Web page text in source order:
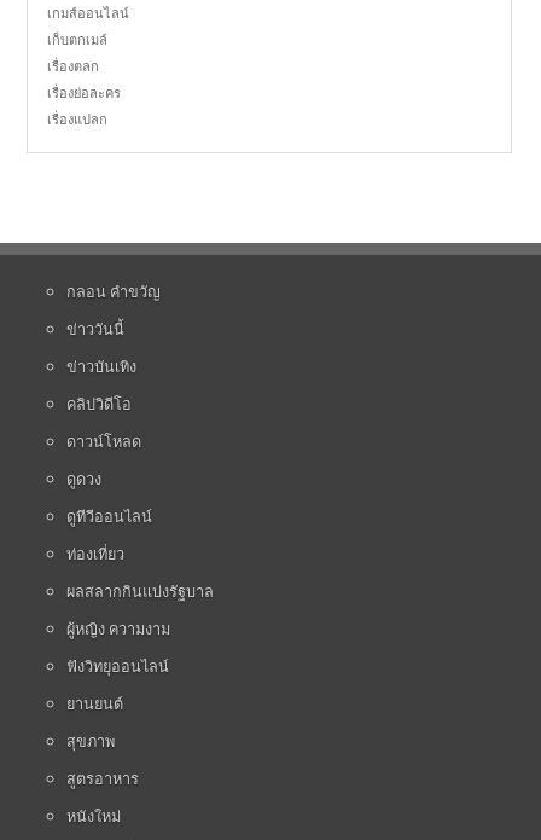
เกมส์ออนไลน์
เก็บตกเมล์
เรื่องตลก
เรื่องย่อละคร
เรื่องแปลก
กลอน คำขวัญ
ข่าววันนี้
ข่าวบันเทิง
คลิปวิดีโอ
ดาวน์โหลด
ดูดวง
ดูทีวีออนไลน์
ท่องเที่ยว
ผลสลากกินแบ่งรัฐบาล
ผู้หญิง ความงาม
ฟังวิทยุออนไลน์
ยานยนต์
สุขภาพ
สูตรอาหาร
หนังใหม่